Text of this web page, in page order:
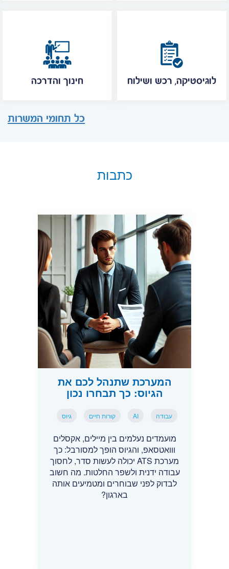
חינוך והדרכה לוגיסטיקה, רכש ושילוח
כל תחומי המשרות
כתבות
המערכת שתנהל לכם את
הגיוס: כך תבחרו נכון
עבודה AI קורות חיים גיוס
מועמדים נעלמים בין מיילים, אקסלים
ווואטסאפ, והגיוס הופך למסורבל: כך
מערכת ATS יכולה לעשות סדר, לחסוך
עבודה ידנית ולשפר החלטות. מה חשוב
לבדוק לפני שבוחרים ומטמיעים אותה
בארגון?